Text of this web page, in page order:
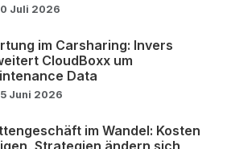
Juli 2026
im Carsharing: Invers
CloudBoxx um
Data
Juni 2026
im Wandel: Kosten